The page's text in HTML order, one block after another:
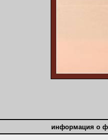
информация о